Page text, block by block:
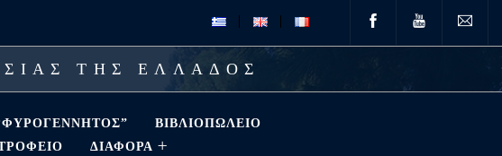
ΤΗΣ ΕΛΛΑΔΟΣ
ΒΙΒΛΙΟΠΩΛΕΊΟ
ΔΙΑΦΟΡΑ